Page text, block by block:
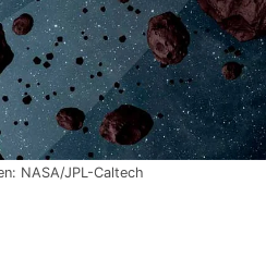
NASA/JPL-Caltech